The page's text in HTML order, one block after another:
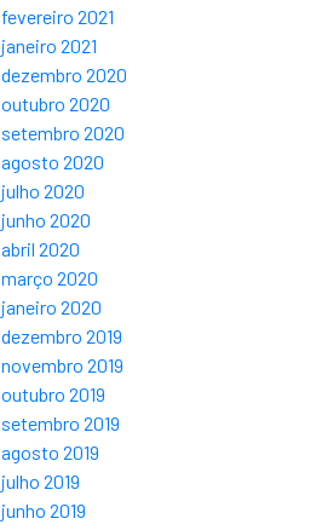
fevereiro 2021
janeiro 2021
dezembro 2020
outubro 2020
setembro 2020
agosto 2020
julho 2020
junho 2020
abril 2020
março 2020
janeiro 2020
dezembro 2019
novembro 2019
outubro 2019
setembro 2019
agosto 2019
julho 2019
junho 2019